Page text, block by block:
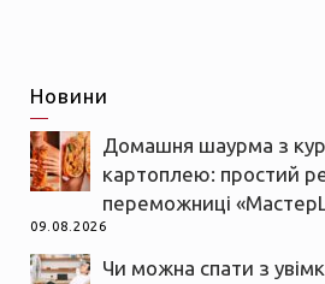
Новини
Домашня шаурма з
картоплею: простий
переможниці
09.08.2026
Чи можна спати з